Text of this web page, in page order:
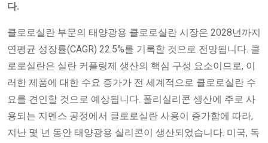
다.
클로로실란 부문의 태양광용 클로로실란 시장은 2028년까지
연평균 성장률(CAGR) 22.5%를 기록할 것으로 전망됩니다. 클
로로실란은 실란 커플링제 생산의 핵심 구성 요소이므로, 이
러한 제품에 대한 수요 증가가 전 세계적으로 클로로실란 수
요를 견인할 것으로 예상됩니다. 폴리실리콘 생산에 주로 사
용되는 지멘스 공정에서 클로로실란 사용이 증가함에 따라,
지난 몇 년 동안 태양광용 실리콘이 생산되었습니다. 미국, 독